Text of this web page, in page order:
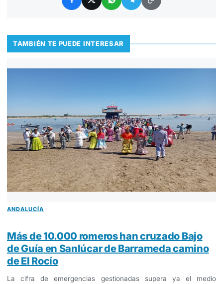
TAMBIÉN TE PUEDE INTERESAR
ANDALUCÍA
Más de 10.000 romeros han cruzado Bajo
de Guía en Sanlúcar de Barrameda camino
de El Rocío
La cifra de emergencias gestionadas supera ya el medio